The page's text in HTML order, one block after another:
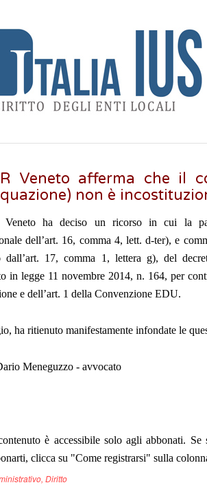
Veneto afferma che il
non è
ha deciso un ricorso in cui la
dell’art. 16, comma 4, lett. d-ter), e
dall’art. 17, comma 1, lettera g), del
in legge 11 novembre 2014, n. 164, per
e dell’art. 1 della Convenzione EDU.
ha ritienuto manifestamente infondate le
Meneguzzo - avvocato
è accessibile solo agli abbonati.
clicca su "Come registrarsi" sulla
, Diritto